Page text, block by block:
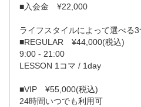
体験レッスンの前に簡単な
フ経験・ZENGOLFを知った
いただきます。
↓
ヒアリングが終わりました
席利用時間のうち45分間が
■入会金　¥22,000
ライフスタイルによって選べる
■REGULAR　¥44,000(税込)
9:00 - 21:00
LESSON 1コマ / 1day
■VIP　¥55,000(税込)
24時間いつでも利用可